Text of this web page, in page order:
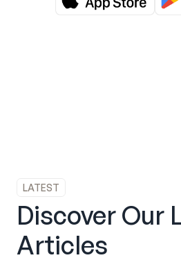
LATEST
Discover Our
Articles